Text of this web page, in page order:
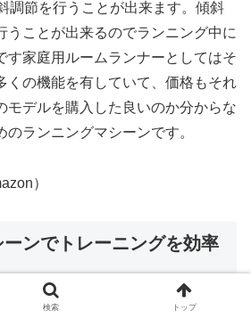
調節を行うことが出来ます。傾斜
うことが出来るのでランニング中に
す家庭用ルームランナーとしてはそ
くの機能を有していて、価格もそれ
モデルを購入した良いのか分からな
ランニングマシーンです。
）
ンでトレーニングを効率
検索 トップ